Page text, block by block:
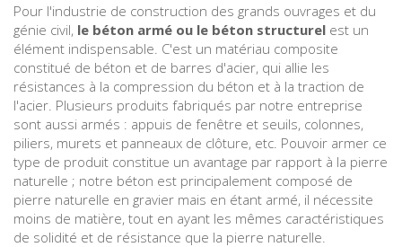
Pour l'industrie de construction des grands ouvrages et du
génie civil, le béton armé ou le béton structurel est un
élément indispensable. C'est un matériau composite
constitué de béton et de barres d'acier, qui allie les
résistances à la compression du béton et à la traction de
l'acier. Plusieurs produits fabriqués par notre entreprise
sont aussi armés : appuis de fenêtre et seuils, colonnes,
piliers, murets et panneaux de clôture, etc. Pouvoir armer ce
type de produit constitue un avantage par rapport à la pierre
naturelle ; notre béton est principalement composé de
pierre naturelle en gravier mais en étant armé, il nécessite
moins de matière, tout en ayant les mêmes caractéristiques
de solidité et de résistance que la pierre naturelle.